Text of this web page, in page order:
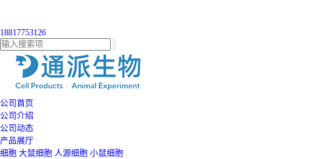
18817753126
公司首页
公司介绍
公司动态
产品展厅
细胞 大鼠细胞 人源细胞 小鼠细胞